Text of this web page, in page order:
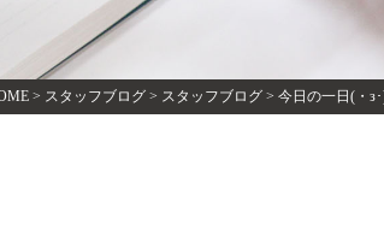
> スタッフブログ > スタッフブログ > 今日の一日(・з･